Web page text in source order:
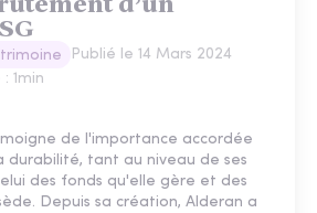
Publié le 14 Mars 2024
: 1min
de l'importance accordée
durabilité, tant au niveau de ses
des fonds qu'elle gère et des
Depuis sa création, Alderan a